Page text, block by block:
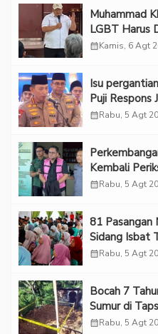
Muhammad
LGBT Harus
Melindungi
calendar_monthKamis, 6 Agt
Isu
Puji Respons
“Adem”
calendar_monthRabu, 5 Agt
Kembali
calendar_monthRabu, 5 Agt
81 Pasangan
Sidang Isbat
calendar_monthRabu, 5 Agt
Bocah 7
Sumur di
calendar_monthRabu, 5 Agt